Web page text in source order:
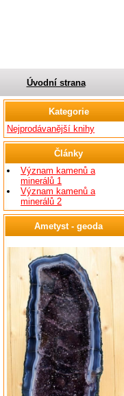
Úvodní strana
Kategorie
Nejprodávanější knihy
Články
Význam kamenů a
minerálů 1
Význam kamenů a
minerálů 2
Ametyst - geoda